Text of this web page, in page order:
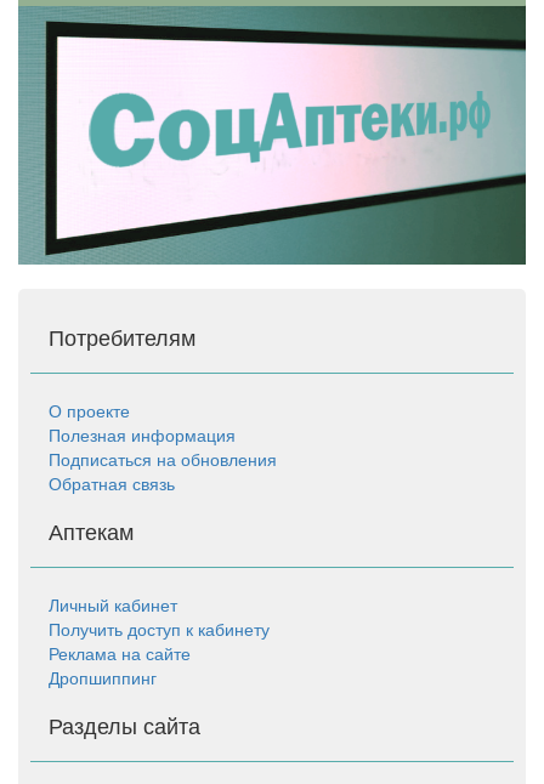
Потребителям
О проекте
Полезная информация
Подписаться на обновления
Обратная связь
Аптекам
Личный кабинет
Получить доступ к кабинету
Реклама на сайте
Дропшиппинг
Разделы сайта